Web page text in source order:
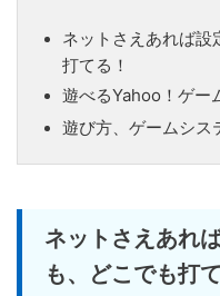
ネットさえあれば設
打てる！
遊べるYahoo！ゲー
遊び方、ゲームシス
ネットさえあれ
も、どこでも打